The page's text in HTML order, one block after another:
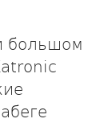
большом